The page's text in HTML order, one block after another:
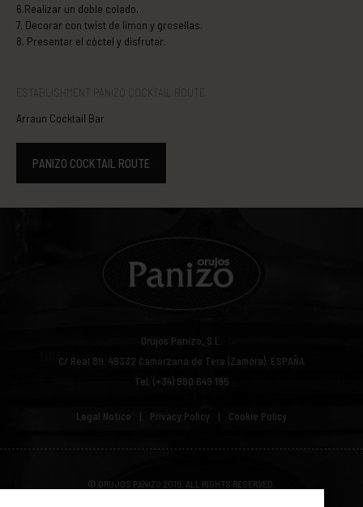
6.Realizar un doble colado.
7. Decorar con twist de limon y grosellas.
8. Presentar el cóctel y disfrutar.
ESTABLISHMENT PANIZO COCKTAIL ROUTE
Arraun Cocktail Bar
PANIZO COCKTAIL ROUTE
Orujos Panizo, S.L.
C/ Real 89. 49332 Camarzana de Tera (Zamora), ESPAÑA
Tel: (+34) 980 649 195
Legal Notice Privacy Policy Cookie Policy
© ORUJOS PANIZO 2019. ALL RIGHTS RESERVED.